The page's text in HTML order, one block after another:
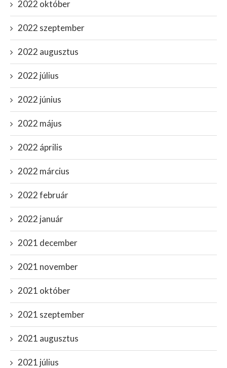
2022 október
2022 szeptember
2022 augusztus
2022 július
2022 június
2022 május
2022 április
2022 március
2022 február
2022 január
2021 december
2021 november
2021 október
2021 szeptember
2021 augusztus
2021 július